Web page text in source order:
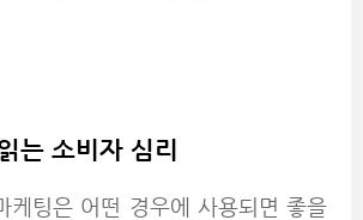
는 소비자 심리
케팅은 어떤 경우에 사용되면 좋을